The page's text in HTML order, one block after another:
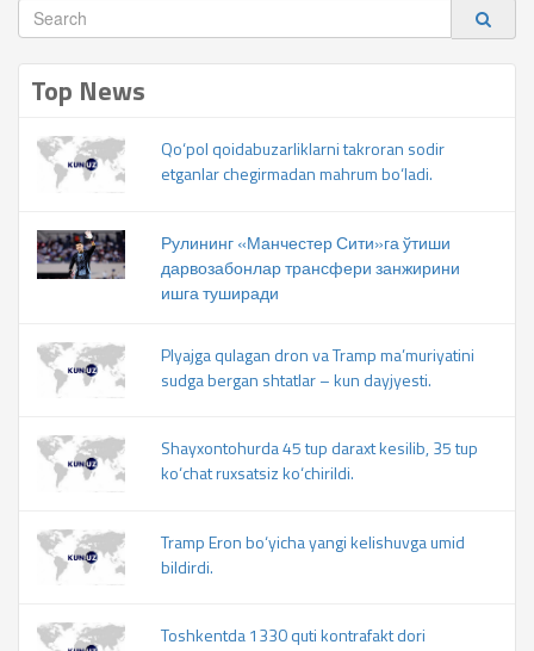
Top News
Qo‘pol qoidabuzarliklarni takroran sodir
etganlar chegirmadan mahrum bo‘ladi.
Рулининг «Манчестер Сити»га ўтиши
дарвозабонлар трансфери занжирини
ишга туширади
Plyajga qulagan dron va Tramp ma’muriyatini
sudga bergan shtatlar – kun dayjyesti.
Shayxontohurda 45 tup daraxt kesilib, 35 tup
ko‘chat ruxsatsiz ko‘chirildi.
Tramp Eron bo‘yicha yangi kelishuvga umid
bildirdi.
Toshkentda 1330 quti kontrafakt dori